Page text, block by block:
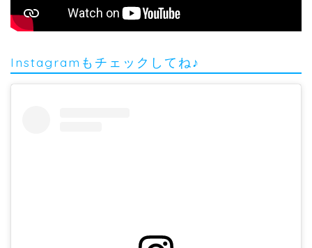
Instagramもチェックしてね♪